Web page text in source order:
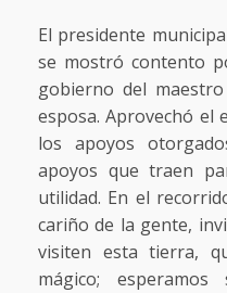
El presidente
se mostró contento
gobierno del
esposa. Aprovechó el
los apoyos
apoyos que traen
utilidad. En el
cariño de la gente,
visiten esta tierra,
mágico;